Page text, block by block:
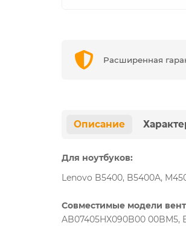
Расширенная
Описание
Для ноутбуков:
Lenovo B5400, B5400A,
Совместимые модели
AB07405HX090B00 00BM5,